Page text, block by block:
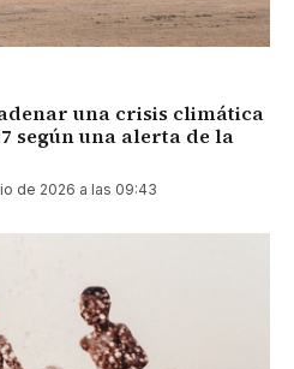
una crisis climática
según una alerta de la
de 2026 a las 09:43